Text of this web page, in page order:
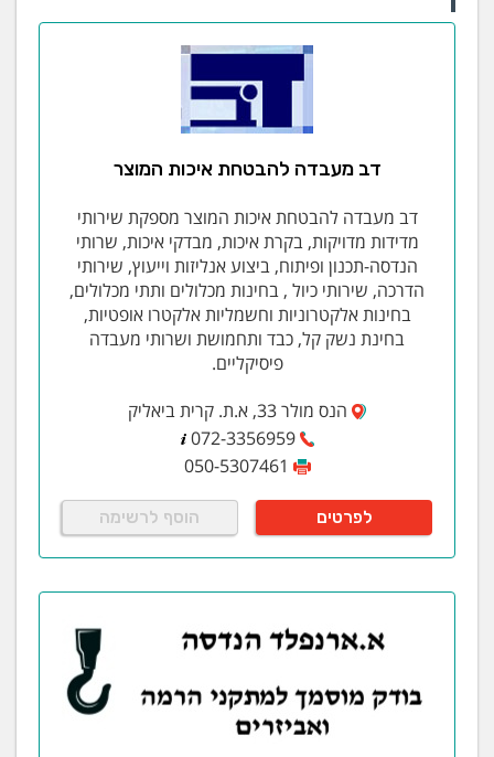
דב מעבדה להבטחת איכות המוצר
דב מעבדה להבטחת איכות המוצר מספקת שירותי
מדידות מדויקות, בקרת איכות, מבדקי איכות, שרותי
הנדסה-תכנון ופיתוח, ביצוע אנליזות וייעוץ, שירותי
הדרכה, שירותי כיול , בחינות מכלולים ותתי מכלולים,
בחינות אלקטרוניות וחשמליות אלקטרו אופטיות,
בחינת נשק קל, כבד ותחמושת ושרותי מעבדה
פיסיקליים.
הנס מולר 33, א.ת. קרית ביאליק
072-3356959
050-5307461
לפרטים הוסף לרשימה